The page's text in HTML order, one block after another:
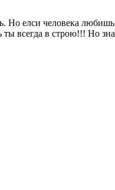
елси человека
ты всегда в строю!!! Но